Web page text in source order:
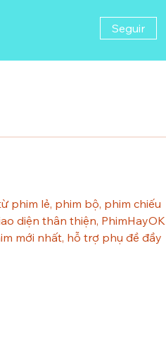
phim lẻ, phim bộ, phim chiếu
diện thân thiện, PhimHayOK
mới nhất, hỗ trợ phụ đề đầy
Seguir